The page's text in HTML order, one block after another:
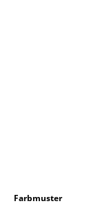
Outdoor-
Farbmuster